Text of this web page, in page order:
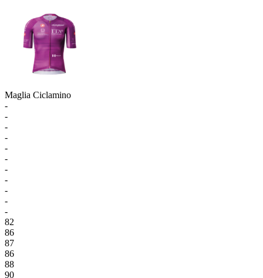
Maglia Ciclamino
-
-
-
-
-
-
-
-
-
-
-
82
86
87
86
88
90